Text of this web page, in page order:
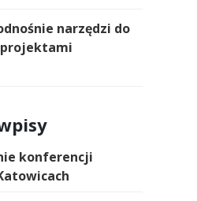
narzędzi do
konferencji